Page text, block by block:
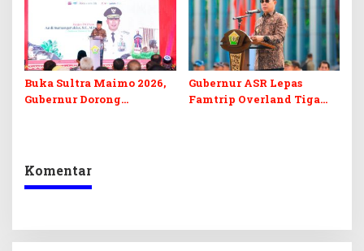
Buka Sultra Maimo 2026,
Gubernur Dorong
Gubernur ASR Lepas
Famtrip Overland Tiga
Komentar